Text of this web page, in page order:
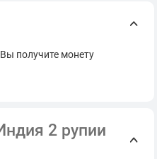
получите монету
2 рупии